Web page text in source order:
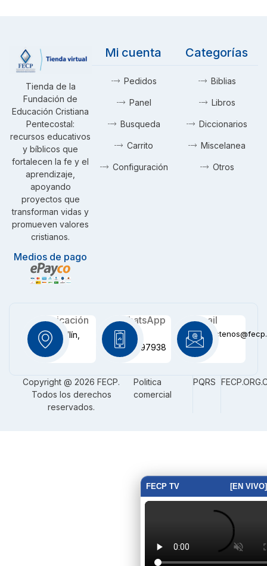
FECP TV [EN VIVO]
Tienda de la
Fundación de
Educación Cristiana
Pentecostal:
recursos educativos
y bíblicos que
fortalecen la fe y el
aprendizaje,
apoyando
proyectos que
transforman vidas y
promueven valores
cristianos.
Medios de pago
Mi cuenta
Pedidos
Panel
Busqueda
Carrito
Configuración
Categorías
Biblias
Libros
Diccionarios
Miscelanea
Otros
Ubicación
Medellín,
CO
WhatsApp
+57
3116097938
Email
Copyright @ 2026 FECP.
Todos los derechos
reservados.
Politica
comercial
PQRS